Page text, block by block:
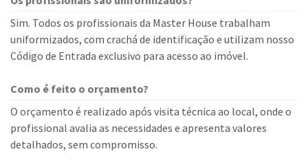
Sim. Todos os profissionais da Master House trabalham
uniformizados, com crachá de identificação e utilizam nosso
Código de Entrada exclusivo para acesso ao imóvel.
Como é feito o orçamento?
O orçamento é realizado após visita técnica ao local, onde o
profissional avalia as necessidades e apresenta valores
detalhados, sem compromisso.